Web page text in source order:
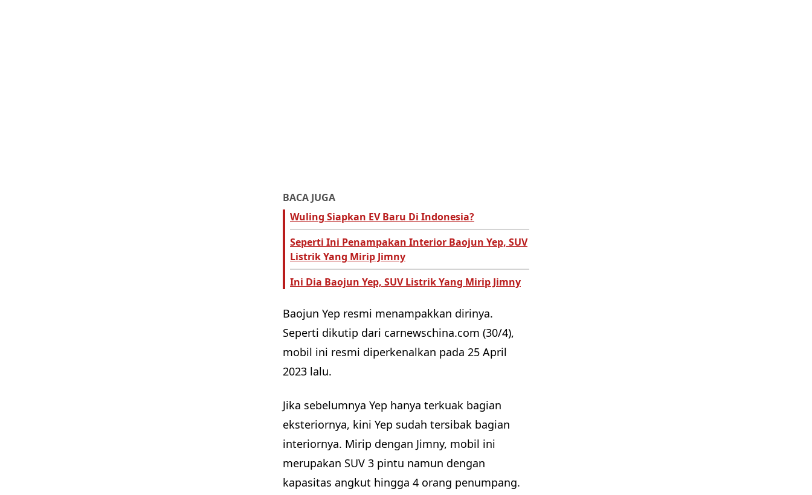
BACA JUGA
Wuling Siapkan EV Baru Di Indonesia?
Seperti Ini Penampakan Interior Baojun Yep, SUV
Listrik Yang Mirip Jimny
Ini Dia Baojun Yep, SUV Listrik Yang Mirip Jimny
Baojun Yep resmi menampakkan dirinya.
Seperti dikutip dari carnewschina.com (30/4),
mobil ini resmi diperkenalkan pada 25 April
2023 lalu.
Jika sebelumnya Yep hanya terkuak bagian
eksteriornya, kini Yep sudah tersibak bagian
interiornya. Mirip dengan Jimny, mobil ini
merupakan SUV 3 pintu namun dengan
kapasitas angkut hingga 4 orang penumpang.